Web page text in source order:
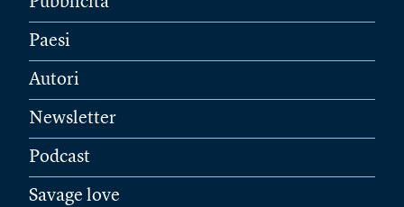
Paesi
Autori
Newsletter
Podcast
Savage love